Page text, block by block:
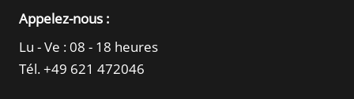
Appelez-nous :
Lu - Ve : 08 - 18 heures
Tél. +49 621 472046